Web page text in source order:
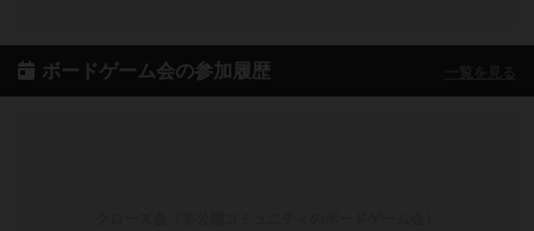
ボードゲーム会の参加履歴